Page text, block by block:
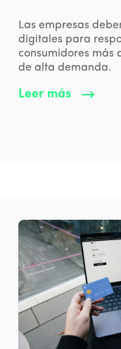
Las empresas
digitales para
consumidores más
de alta demanda.
Leer más